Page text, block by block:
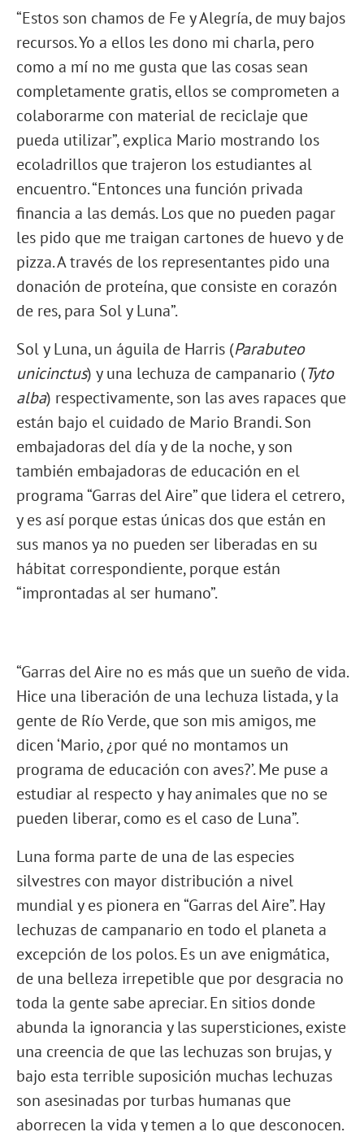
“Estos son chamos de Fe y Alegría, de muy bajos
recursos. Yo a ellos les dono mi charla, pero
como a mí no me gusta que las cosas sean
completamente gratis, ellos se comprometen a
colaborarme con material de reciclaje que
pueda utilizar”, explica Mario mostrando los
ecoladrillos que trajeron los estudiantes al
encuentro. “Entonces una función privada
financia a las demás. Los que no pueden pagar
les pido que me traigan cartones de huevo y de
pizza. A través de los representantes pido una
donación de proteína, que consiste en corazón
de res, para Sol y Luna”.
Sol y Luna, un águila de Harris (Parabuteo
unicinctus) y una lechuza de campanario (Tyto
alba) respectivamente, son las aves rapaces que
están bajo el cuidado de Mario Brandi. Son
embajadoras del día y de la noche, y son
también embajadoras de educación en el
programa “Garras del Aire” que lidera el cetrero,
y es así porque estas únicas dos que están en
sus manos ya no pueden ser liberadas en su
hábitat correspondiente, porque están
“improntadas al ser humano”.
“Garras del Aire no es más que un sueño de vida.
Hice una liberación de una lechuza listada, y la
gente de Río Verde, que son mis amigos, me
dicen ‘Mario, ¿por qué no montamos un
programa de educación con aves?’. Me puse a
estudiar al respecto y hay animales que no se
pueden liberar, como es el caso de Luna”.
Luna forma parte de una de las especies
silvestres con mayor distribución a nivel
mundial y es pionera en “Garras del Aire”. Hay
lechuzas de campanario en todo el planeta a
excepción de los polos. Es un ave enigmática,
de una belleza irrepetible que por desgracia no
toda la gente sabe apreciar. En sitios donde
abunda la ignorancia y las supersticiones, existe
una creencia de que las lechuzas son brujas, y
bajo esta terrible suposición muchas lechuzas
son asesinadas por turbas humanas que
aborrecen la vida y temen a lo que desconocen.